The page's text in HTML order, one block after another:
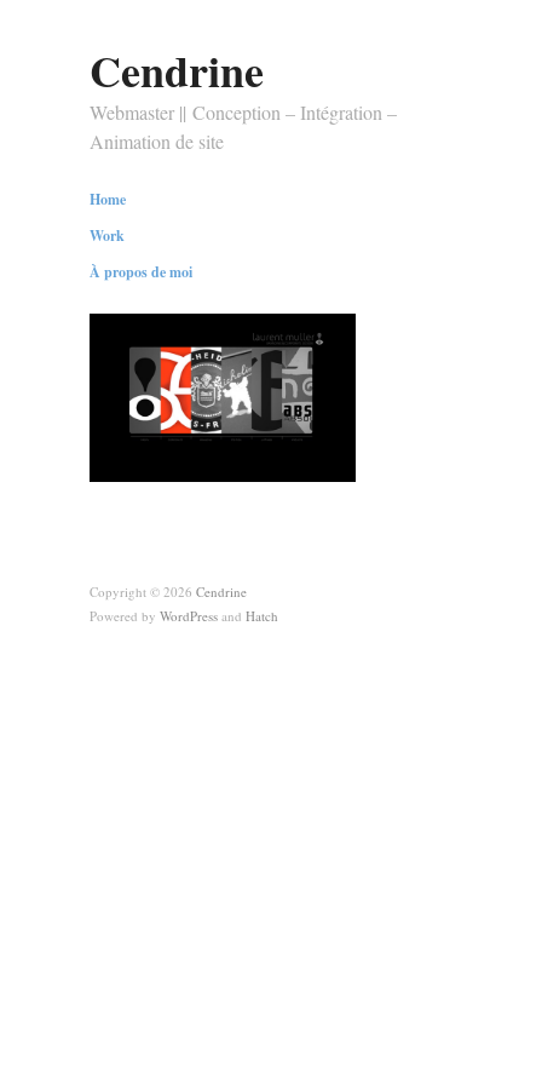
Cendrine
Webmaster || Conception – Intégration –
Animation de site
Home
Work
À propos de moi
Copyright © 2026 Cendrine
Powered by WordPress and Hatch